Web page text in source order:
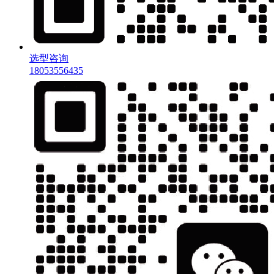
选型咨询
18053556435